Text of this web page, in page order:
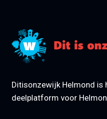
Ditisonzewijk Helmond
deelplatform voor